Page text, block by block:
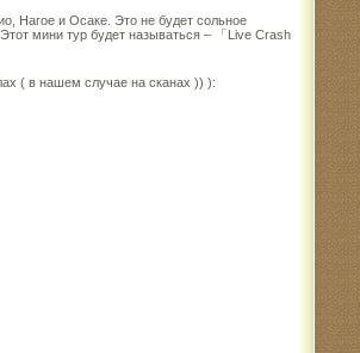
Нагое и Осаке. Это не будет сольное
мини тур будет называться – 「Live Crash
( в нашем случае на сканах )) ):